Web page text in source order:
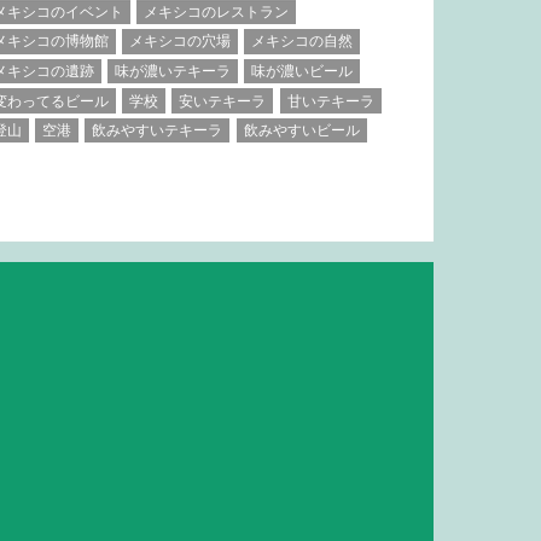
キシコのイベント
メキシコのレストラン
キシコの博物館
メキシコの穴場
メキシコの自然
キシコの遺跡
味が濃いテキーラ
味が濃いビール
わってるビール
学校 安いテキーラ
甘いテキーラ
山
空港 飲みやすいテキーラ 飲みやすいビール